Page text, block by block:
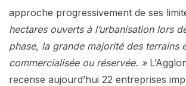
approche progressivement de ses
hectares ouverts à l’urbanisation lors
phase, la grande majorité des terrains
commercialisée ou réservée. »
recense aujourd’hui 22 entreprises